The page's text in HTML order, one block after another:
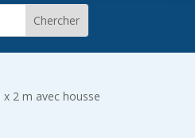
2 m avec housse